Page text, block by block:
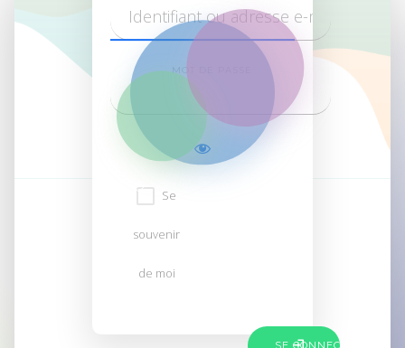
MOT DE PASSE
Se
souvenir
de moi